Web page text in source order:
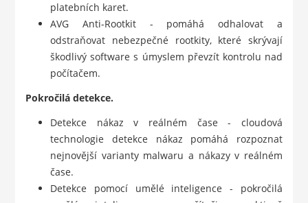
platebních karet.
AVG Anti-Rootkit - pomáhá odhalovat a
odstraňovat nebezpečné rootkity, které skrývají
škodlivý software s úmyslem převzít kontrolu nad
počítačem.
Pokročilá detekce.
Detekce nákaz v reálném čase - cloudová
technologie detekce nákaz pomáhá rozpoznat
nejnovější varianty malwaru a nákazy v reálném
čase.
Detekce pomocí umělé inteligence - pokročilá